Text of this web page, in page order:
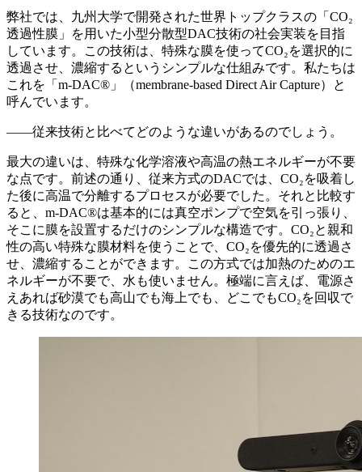
弊社では、九州大学で開発された世界トップクラスの「CO₂
透過性膜」を用いた小型分散型DAC技術の社会実装を目指
しています。この技術は、特殊な膜を使ってCO₂を選択的に
透過させ、濃縮するというシンプルな仕組みです。私たちは
これを「m-DAC®」（membrane-based Direct Air Capture）と
呼んでいます。
——従来技術と比べてどのような違いがあるのでしょう。
最大の違いは、特殊な化学溶液や高温の熱エネルギーが不要
な点です。前述の通り、従来方式のDACでは、CO₂を吸着し
た後に高温で分離するプロセスが必要でした。それと比較す
ると、m-DAC®は基本的には真空ポンプで空気を引っ張り、
そこに膜を設置するだけのシンプルな構造です。CO₂と親和
性の高い特殊な膜材料を使うことで、CO₂を優先的に透過さ
せ、濃縮することができます。この方式では加熱のためのエ
ネルギーが不要で、水も使いません。極端に言えば、電源さ
えあれば砂漠でも高山でも海上でも、どこでもCO₂を回収で
きる技術なのです。